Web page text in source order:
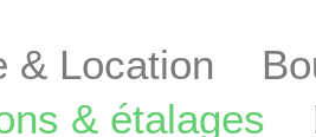
& Location
& étalages